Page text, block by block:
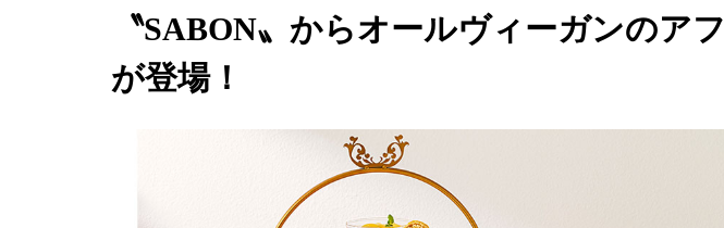
〝SABON〟からオールヴィーガンのア
が登場！